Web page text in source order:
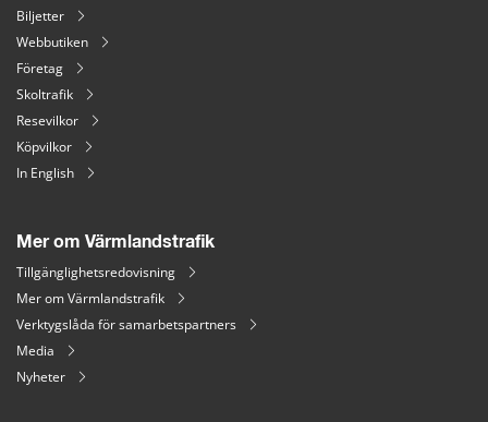
Biljetter
Webbutiken
Företag
Skoltrafik
Resevilkor
Köpvilkor
In English
Mer om Värmlandstrafik
Tillgänglighetsredovisning
Mer om Värmlandstrafik
Verktygslåda för samarbetspartners
Media
Nyheter